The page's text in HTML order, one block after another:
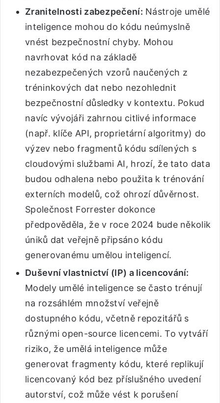
Zranitelnosti zabezpečení: Nástroje umělé
inteligence mohou do kódu neúmyslně
vnést bezpečnostní chyby. Mohou
navrhovat kód na základě
nezabezpečených vzorů naučených z
tréninkových dat nebo nezohlednit
bezpečnostní důsledky v kontextu. Pokud
navíc vývojáři zahrnou citlivé informace
(např. klíče API, proprietární algoritmy) do
výzev nebo fragmentů kódu sdílených s
cloudovými službami AI, hrozí, že tato data
budou odhalena nebo použita k trénování
externích modelů, což ohrozí důvěrnost.
Společnost Forrester dokonce
předpověděla, že v roce 2024 bude několik
úniků dat veřejně připsáno kódu
generovanému umělou inteligencí.
Duševní vlastnictví (IP) a licencování:
Modely umělé inteligence se často trénují
na rozsáhlém množství veřejně
dostupného kódu, včetně repozitářů s
různými open-source licencemi. To vytváří
riziko, že umělá inteligence může
generovat fragmenty kódu, které replikují
licencovaný kód bez příslušného uvedení
autorství, což může vést k porušení